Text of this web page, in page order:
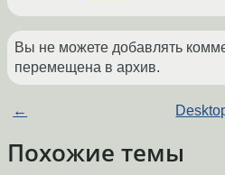
Вы не можете добавлять
перемещена в архив.
←
Похожие темы